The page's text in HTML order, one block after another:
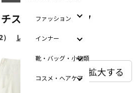
ファッション
インナー
靴・バッグ・小物類
コスメ・ヘアケア
ストレートパンツ
レビューを見る
拡大する